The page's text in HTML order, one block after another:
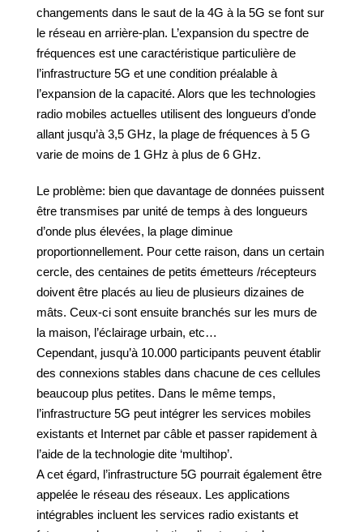
changements dans le saut de la 4G à la 5G se font sur
le réseau en arrière-plan. L’expansion du spectre de
fréquences est une caractéristique particulière de
l’infrastructure 5G et une condition préalable à
l’expansion de la capacité. Alors que les technologies
radio mobiles actuelles utilisent des longueurs d’onde
allant jusqu’à 3,5 GHz, la plage de fréquences à 5 G
varie de moins de 1 GHz à plus de 6 GHz.
Le problème: bien que davantage de données puissent
être transmises par unité de temps à des longueurs
d’onde plus élevées, la plage diminue
proportionnellement. Pour cette raison, dans un certain
cercle, des centaines de petits émetteurs /récepteurs
doivent être placés au lieu de plusieurs dizaines de
mâts. Ceux-ci sont ensuite branchés sur les murs de
la maison, l’éclairage urbain, etc…
Cependant, jusqu’à 10.000 participants peuvent établir
des connexions stables dans chacune de ces cellules
beaucoup plus petites. Dans le même temps,
l’infrastructure 5G peut intégrer les services mobiles
existants et Internet par câble et passer rapidement à
l’aide de la technologie dite ‘multihop’.
A cet égard, l’infrastructure 5G pourrait également être
appelée le réseau des réseaux. Les applications
intégrables incluent les services radio existants et